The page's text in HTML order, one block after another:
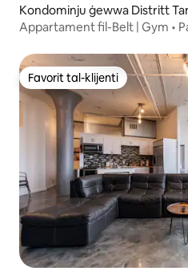
Kondominju ġewwa Distritt
ali
Appartament fil-Belt | Gym •
Favorit tal-klijenti
Favorit tal-klijenti